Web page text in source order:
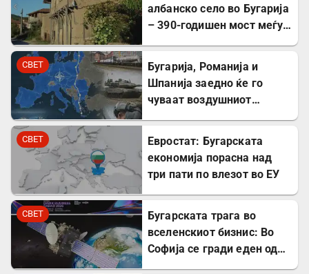
албанско село во Бугарија
– 390-годишен мост меѓу
СВЕТ
Бугарија, Романија и
Шпанија заедно ќе го
чуваат воздушниот
СВЕТ
Евростат: Бугарската
економија порасна над
три пати по влезот во ЕУ
СВЕТ
Бугарската трага во
вселенскиот бизнис: Во
Софија се гради еден од